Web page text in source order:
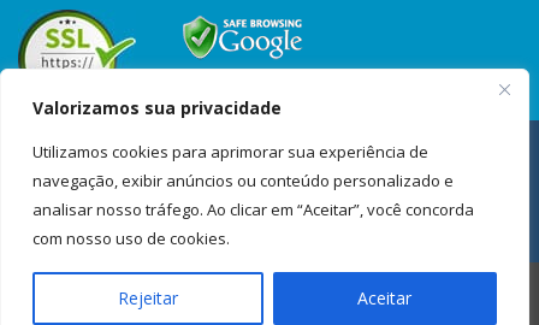
Valorizamos sua privacidade
Utilizamos cookies para aprimorar sua experiência de
navegação, exibir anúncios ou conteúdo personalizado e
analisar nosso tráfego. Ao clicar em “Aceitar”, você concorda
com nosso uso de cookies.
Rejeitar Aceitar
passaportes e documentação internacional. Não possuímos
vínculo com órgãos governamentais. Os trâmites também podem
ser realizados diretamente pelos canais oficiais, onde os
formulários e informações estão disponíveis gratuitamente,
quando aplicável.
É proibida a reprodução total ou parcial do conteúdo aqui exposto
de acordo com a Lei nº 9610/1998.